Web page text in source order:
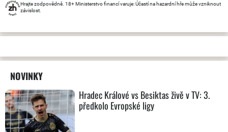
Hrajte zodpovědně. 18+ Ministerstvo financí varuje: Účastí na hazardní hře může vzniknout
závislost.
NOVINKY
Hradec Králové vs Besiktas živě v TV: 3.
předkolo Evropské ligy